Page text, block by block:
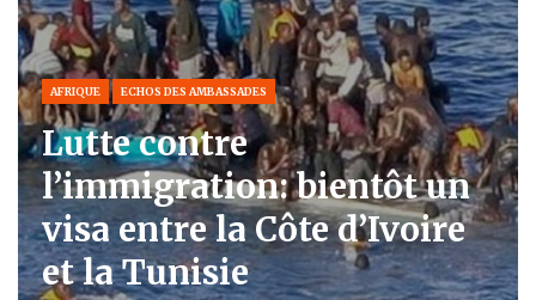
AFRIQUE ECHOS DES AMBASSADES
Lutte contre
l’immigration: bientôt un
visa entre la Côte d’Ivoire
et la Tunisie